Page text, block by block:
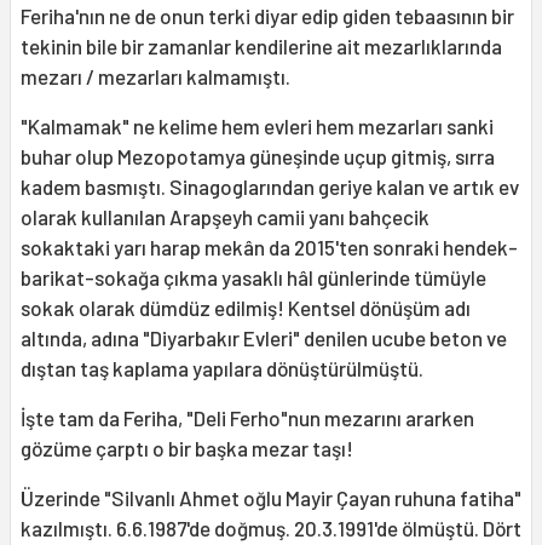
Feriha'nın ne de onun terki diyar edip giden tebaasının bir
tekinin bile bir zamanlar kendilerine ait mezarlıklarında
mezarı / mezarları kalmamıştı.
"Kalmamak" ne kelime hem evleri hem mezarları sanki
buhar olup Mezopotamya güneşinde uçup gitmiş, sırra
kadem basmıştı. Sinagoglarından geriye kalan ve artık ev
olarak kullanılan Arapşeyh camii yanı bahçecik
sokaktaki yarı harap mekân da 2015'ten sonraki hendek-
barikat-sokağa çıkma yasaklı hâl günlerinde tümüyle
sokak olarak dümdüz edilmiş! Kentsel dönüşüm adı
altında, adına "Diyarbakır Evleri" denilen ucube beton ve
dıştan taş kaplama yapılara dönüştürülmüştü.
İşte tam da Feriha, "Deli Ferho"nun mezarını ararken
gözüme çarptı o bir başka mezar taşı!
Üzerinde "Silvanlı Ahmet oğlu Mayir Çayan ruhuna fatiha"
kazılmıştı. 6.6.1987'de doğmuş. 20.3.1991'de ölmüştü. Dört